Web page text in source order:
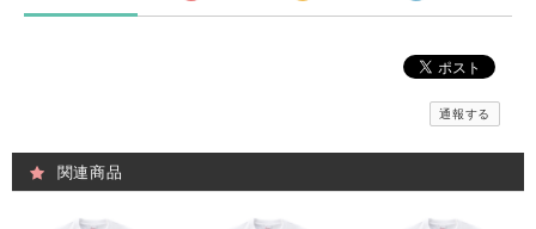
通報する
関連商品